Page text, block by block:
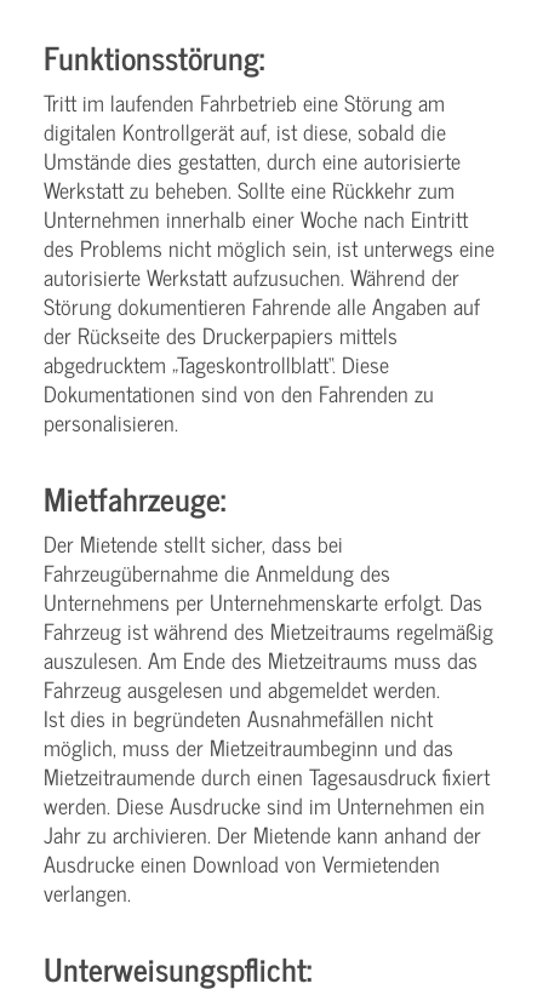
Funktionsstörung:
Tritt im laufenden Fahrbetrieb eine Störung am
digitalen Kontrollgerät auf, ist diese, sobald die
Umstände dies gestatten, durch eine autorisierte
Werkstatt zu beheben. Sollte eine Rückkehr zum
Unternehmen innerhalb einer Woche nach Eintritt
des Problems nicht möglich sein, ist unterwegs eine
autorisierte Werkstatt aufzusuchen. Während der
Störung dokumentieren Fahrende alle Angaben auf
der Rückseite des Druckerpapiers mittels
abgedrucktem „Tageskontrollblatt“. Diese
Dokumentationen sind von den Fahrenden zu
personalisieren.
Mietfahrzeuge:
Der Mietende stellt sicher, dass bei
Fahrzeugübernahme die Anmeldung des
Unternehmens per Unternehmenskarte erfolgt. Das
Fahrzeug ist während des Mietzeitraums regelmäßig
auszulesen. Am Ende des Mietzeitraums muss das
Fahrzeug ausgelesen und abgemeldet werden.
Ist dies in begründeten Ausnahmefällen nicht
möglich, muss der Mietzeitraumbeginn und das
Mietzeitraumende durch einen Tagesausdruck fixiert
werden. Diese Ausdrucke sind im Unternehmen ein
Jahr zu archivieren. Der Mietende kann anhand der
Ausdrucke einen Download von Vermietenden
verlangen.
Unterweisungspflicht: